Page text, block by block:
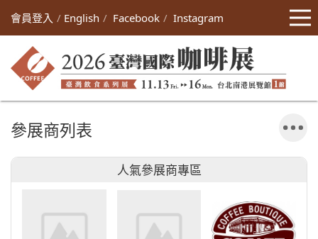
會員登入 English Facebook Instagram
參展商列表
人氣參展商專區